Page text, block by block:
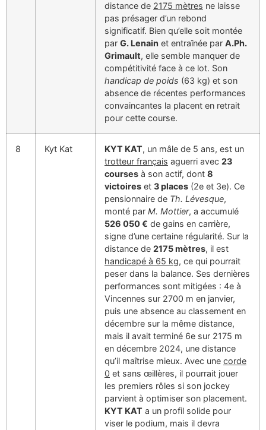
distance de 2175 mètres ne laisse
pas présager d’un rebond
significatif. Bien qu’elle soit montée
par G. Lenain et entraînée par A.Ph.
Grimault, elle semble manquer de
compétitivité face à ce lot. Son
handicap de poids (63 kg) et son
absence de récentes performances
convaincantes la placent en retrait
pour cette course.
8 Kyt Kat KYT KAT, un mâle de 5 ans, est un
trotteur français aguerri avec 23
courses à son actif, dont 8
victoires et 3 places (2e et 3e). Ce
pensionnaire de Th. Lévesque,
monté par M. Mottier, a accumulé
526 050 € de gains en carrière,
signe d’une certaine régularité. Sur la
distance de 2175 mètres, il est
handicapé à 65 kg, ce qui pourrait
peser dans la balance. Ses dernières
performances sont mitigées : 4e à
Vincennes sur 2700 m en janvier,
puis une absence au classement en
décembre sur la même distance,
mais il avait terminé 6e sur 2175 m
en décembre 2024, une distance
qu’il maîtrise mieux. Avec une corde
0 et sans œillères, il pourrait jouer
les premiers rôles si son jockey
parvient à optimiser son placement.
KYT KAT a un profil solide pour
viser le podium, mais il devra